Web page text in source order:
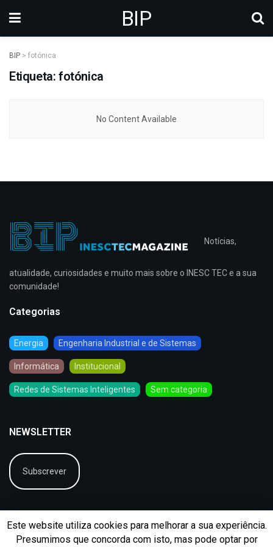
BIP
BIP > fotónica
Etiqueta: fotónica
No Content Available
Notícias,
atualidade, curiosidades e muito mais sobre o INESC TEC e a sua
comunidade!
Categorias
Energia Engenharia Industrial e de Sistemas
Informática Institucional
Redes de Sistemas Inteligentes Sem categoria
NEWSLETTER
Subscrever
Este website utiliza cookies para melhorar a sua experiência.
Presumimos que concorda com isto, mas pode optar por